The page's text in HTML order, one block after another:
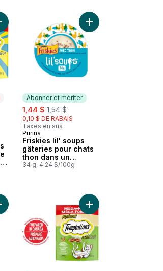
de mer en format économique, contenant de
SPOONS saveur de poulet
Gâteries pour chats Mélimélo arômes
Abonner et mériter
sale:
1,44 $ , formerly:
1,54 $
0,10 $ DE RABAIS
Taxes en sus
Abonner et mériter
Purina
Friskies lil' soups
gâteries pour chats
thon dans un
bouillon de poulet
34 g, 4,24 $/100g
Ajouter Friskies lil'
pour chats recette sans fruits de mer lot
saveur de thon délicieux au panier
Gâteries pour chats LICKABLE
Ajouter Gâteries